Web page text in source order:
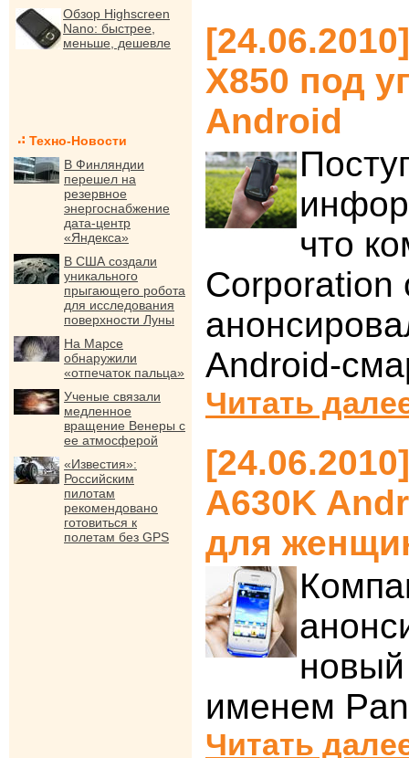
Обзор Highscreen
Nano: быстрее,
меньше, дешевле
Техно-Новости
В Финляндии
перешел на
резервное
энергоснабжение
дата-центр
«Яндекса»
В США создали
уникального
прыгающего робота
для исследования
поверхности Луны
На Марсе
обнаружили
«отпечаток пальца»
Ученые связали
медленное
вращение Венеры с
ее атмосферой
«Известия»:
Российским
пилотам
рекомендовано
готовиться к
полетам без GPS
X850 под
Android
что
Android-
Читать
A630K
для
именем
Читать